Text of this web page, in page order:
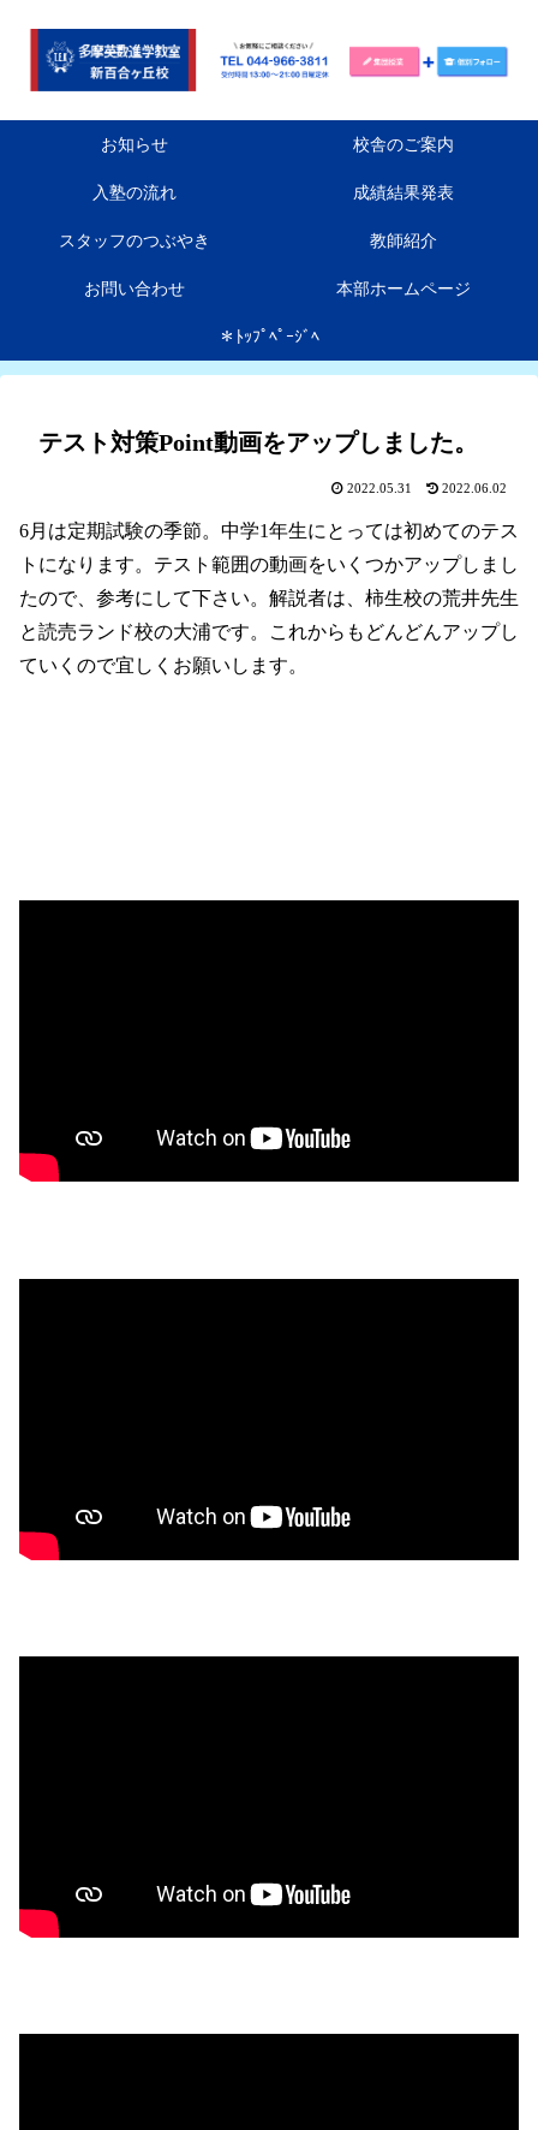
お知らせ 校舎のご案内
入塾の流れ 成績結果発表
スタッフのつぶやき 教師紹介
お問い合わせ 本部ホームページ
＊ﾄｯﾌﾟﾍﾟｰｼﾞﾍ
テスト対策Point動画をアップしました。
2022.05.31 2022.06.02
6月は定期試験の季節。中学1年生にとっては初めてのテス
トになります。テスト範囲の動画をいくつかアップしまし
たので、参考にして下さい。解説者は、柿生校の荒井先生
と読売ランド校の大浦です。これからもどんどんアップし
ていくので宜しくお願いします。